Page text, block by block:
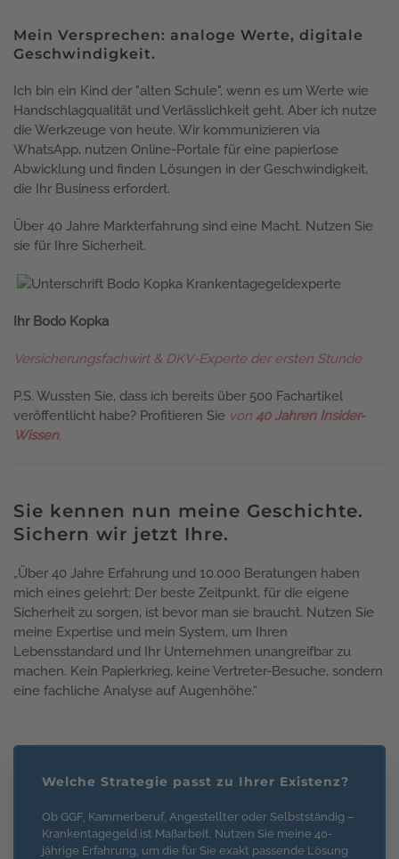
Mein Versprechen: analoge Werte, digitale
Geschwindigkeit.
Ich bin ein Kind der "alten Schule", wenn es um Werte wie
Handschlagqualität und Verlässlichkeit geht. Aber ich nutze
die Werkzeuge von heute. Wir kommunizieren via
WhatsApp, nutzen Online-Portale für eine papierlose
Abwicklung und finden Lösungen in der Geschwindigkeit,
die Ihr Business erfordert.
Über 40 Jahre Markterfahrung sind eine Macht. Nutzen Sie
sie für Ihre Sicherheit.
Ihr Bodo Kopka
Versicherungsfachwirt & DKV-Experte der ersten Stunde
P.S. Wussten Sie, dass ich bereits über 500 Fachartikel
veröffentlicht habe? Profitieren Sie von 40 Jahren Insider-
Wissen.
Sie kennen nun meine Geschichte.
Sichern wir jetzt Ihre.
„Über 40 Jahre Erfahrung und 10.000 Beratungen haben
mich eines gelehrt: Der beste Zeitpunkt, für die eigene
Sicherheit zu sorgen, ist bevor man sie braucht. Nutzen Sie
meine Expertise und mein System, um Ihren
Lebensstandard und Ihr Unternehmen unangreifbar zu
machen. Kein Papierkrieg, keine Vertreter-Besuche, sondern
eine fachliche Analyse auf Augenhöhe.“
Welche Strategie passt zu Ihrer Existenz?
Ob GGF, Kammerberuf, Angestellter oder Selbstständig –
Krankentagegeld ist Maßarbeit. Nutzen Sie meine 40-
jährige Erfahrung, um die für Sie exakt passende Lösung